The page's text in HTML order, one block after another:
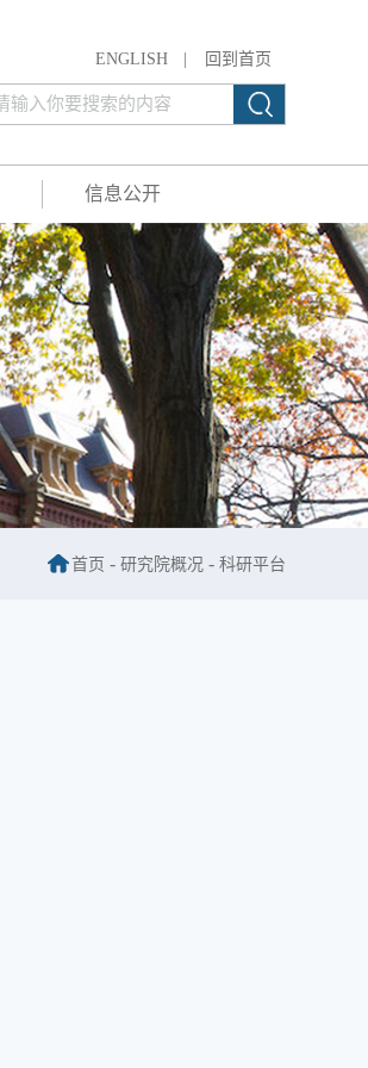
ENGLISH 回到首页
信息公开
首页 - 研究院概况 - 科研平台